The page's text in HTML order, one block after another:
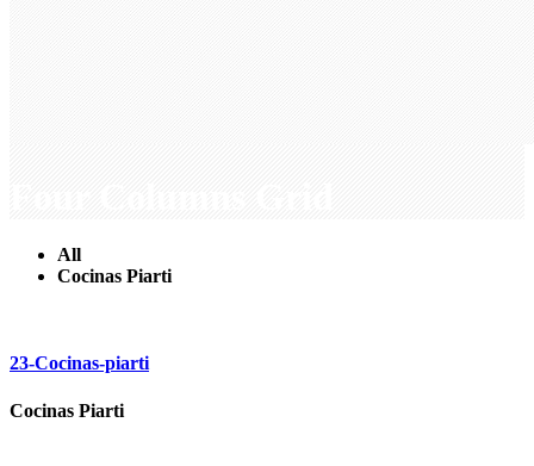
All
Cocinas Piarti
23-Cocinas-piarti
Cocinas Piarti